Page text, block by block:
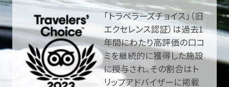
「トラベラーズチョイス」（旧
エクセレンス認証）は過去1
年間にわたり高評価の口コ
ミを継続的に獲得した施設
に授与され、その割合はト
リップアドバイザーに掲載